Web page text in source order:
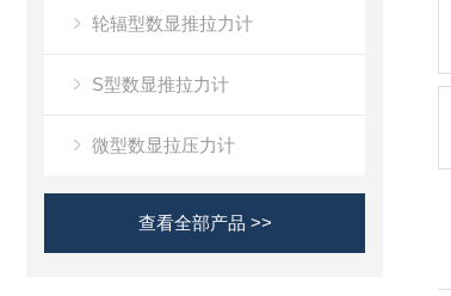
轮辐型数显推拉力计
S型数显推拉力计
微型数显拉压力计
查看全部产品 >>